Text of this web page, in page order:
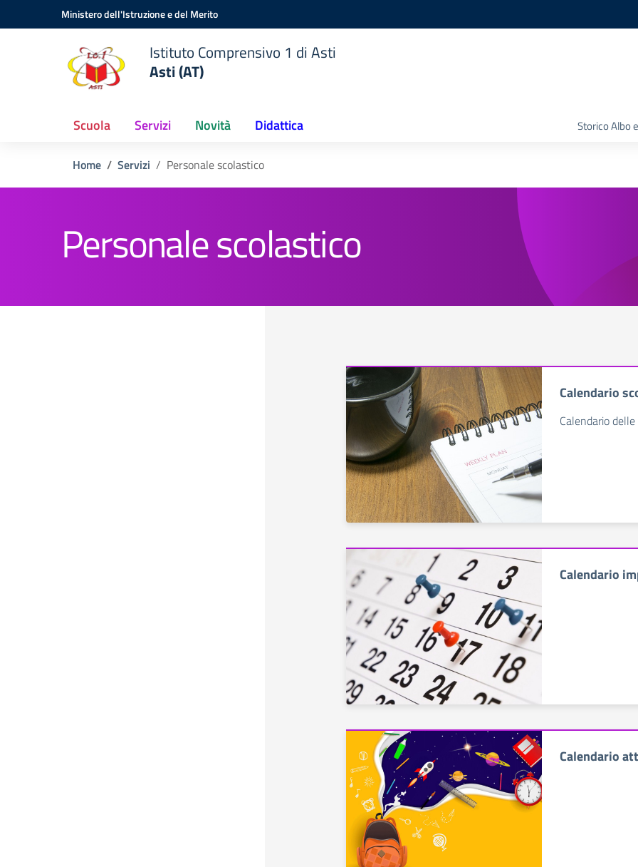
Vai ai contenuti
Vai al menu di navigazioneMinistero dell'Istruzione e del Merito
Istituto Comprensivo 1 di Asti
Asti (AT)
Scuola Servizi Novità Didattica Storico Albo
Home Servizi Personale scolastico
Personale scolastico
Calendario
Calendario
Calendario
Calendario